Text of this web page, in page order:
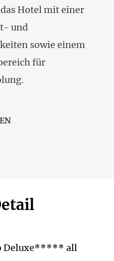
Hotel mit einer
und
sowie einem
für
Deluxe***** all